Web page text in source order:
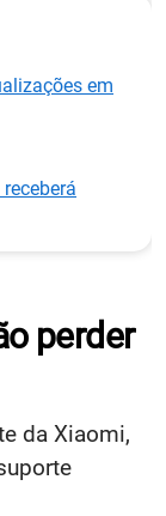
em
perder
da Xiaomi,